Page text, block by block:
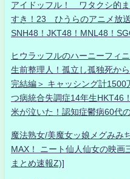
アイドッフル！ ワタクシ的
すき！23 ひうらのアニメ放
SNH48！JKT48！MNL48！
ヒウラッフルのハーニーフィ
生前整理人！孤立し孤独死か
完結編＞ キャッシング計1500
つ病統合失調症14年生HKT46
米が泣いた！認知症鬱病60代
魔法熟女/美魔女ッ娘メグみみ
MAX！ ニート仙人仙女の映画
まとめ速報Z)]